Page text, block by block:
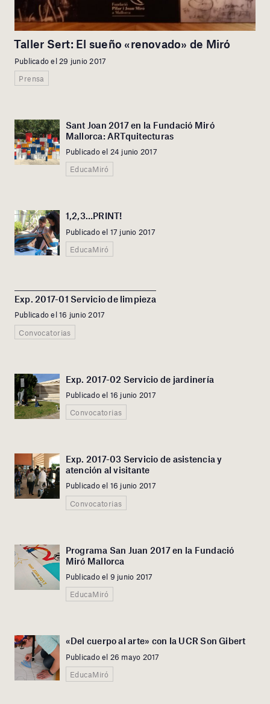
Taller Sert: El sueño «renovado» de Miró
Publicado el 29 junio 2017
Prensa
Sant Joan 2017 en la Fundació Miró
Mallorca: ARTquitecturas
Publicado el 24 junio 2017
EducaMiró
1,2,3…PRINT!
Publicado el 17 junio 2017
EducaMiró
Exp. 2017-01 Servicio de limpieza
Publicado el 16 junio 2017
Convocatorias
Exp. 2017-02 Servicio de jardinería
Publicado el 16 junio 2017
Convocatorias
Exp. 2017-03 Servicio de asistencia y
atención al visitante
Publicado el 16 junio 2017
Convocatorias
Programa San Juan 2017 en la Fundació
Miró Mallorca
Publicado el 9 junio 2017
EducaMiró
«Del cuerpo al arte» con la UCR Son Gibert
Publicado el 26 mayo 2017
EducaMiró